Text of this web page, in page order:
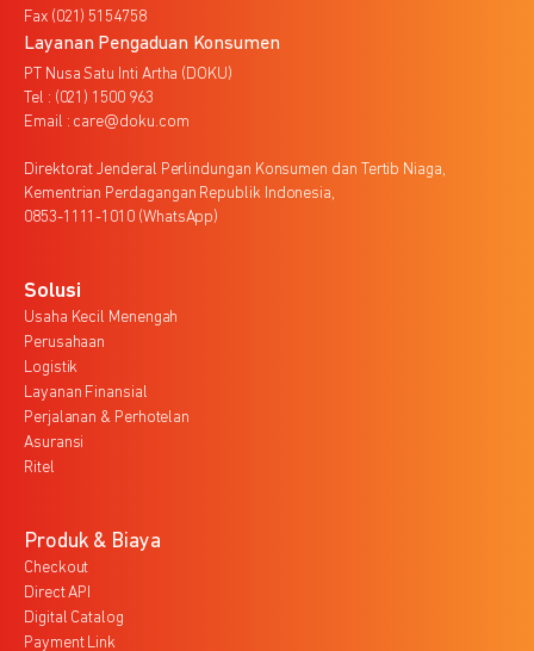
Fax (021) 5154758
Layanan Pengaduan Konsumen
PT Nusa Satu Inti Artha (DOKU)
Tel : (021) 1500 963
Email : care@doku.com
Direktorat Jenderal Perlindungan Konsumen dan Tertib Niaga,
Kementrian Perdagangan Republik Indonesia,
0853-1111-1010 (WhatsApp)
Solusi
Usaha Kecil Menengah
Perusahaan
Logistik
Layanan Finansial
Perjalanan & Perhotelan
Asuransi
Ritel
Produk & Biaya
Checkout
Direct API
Digital Catalog
Payment Link